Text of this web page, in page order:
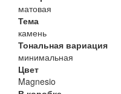
матовая
Тема
камень
Тональная вариация
минимальная
Цвет
Magnesio